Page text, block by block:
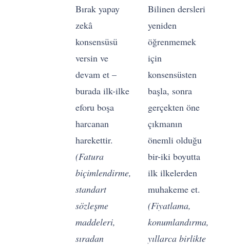
Bırak yapay
zekâ
konsensüsü
versin ve
devam et –
burada ilk-ilke
eforu boşa
harcanan
harekettir.
(Fatura
biçimlendirme,
standart
sözleşme
maddeleri,
sıradan
Bilinen dersleri
yeniden
öğrenmemek
için
konsensüsten
başla, sonra
gerçekten öne
çıkmanın
önemli olduğu
bir-iki boyutta
ilk ilkelerden
muhakeme et.
(Fiyatlama,
konumlandırma,
yıllarca birlikte